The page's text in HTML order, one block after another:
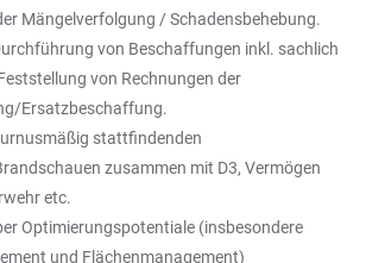
Mängelverfolgung / Schadensbehebung.
von Beschaffungen inkl. sachlich
von Rechnungen der
Ersatzbeschaffung.
stattfindenden
zusammen mit D3, Vermögen
etc.
Optimierungspotentiale (insbesondere
und Flächenmanagement)